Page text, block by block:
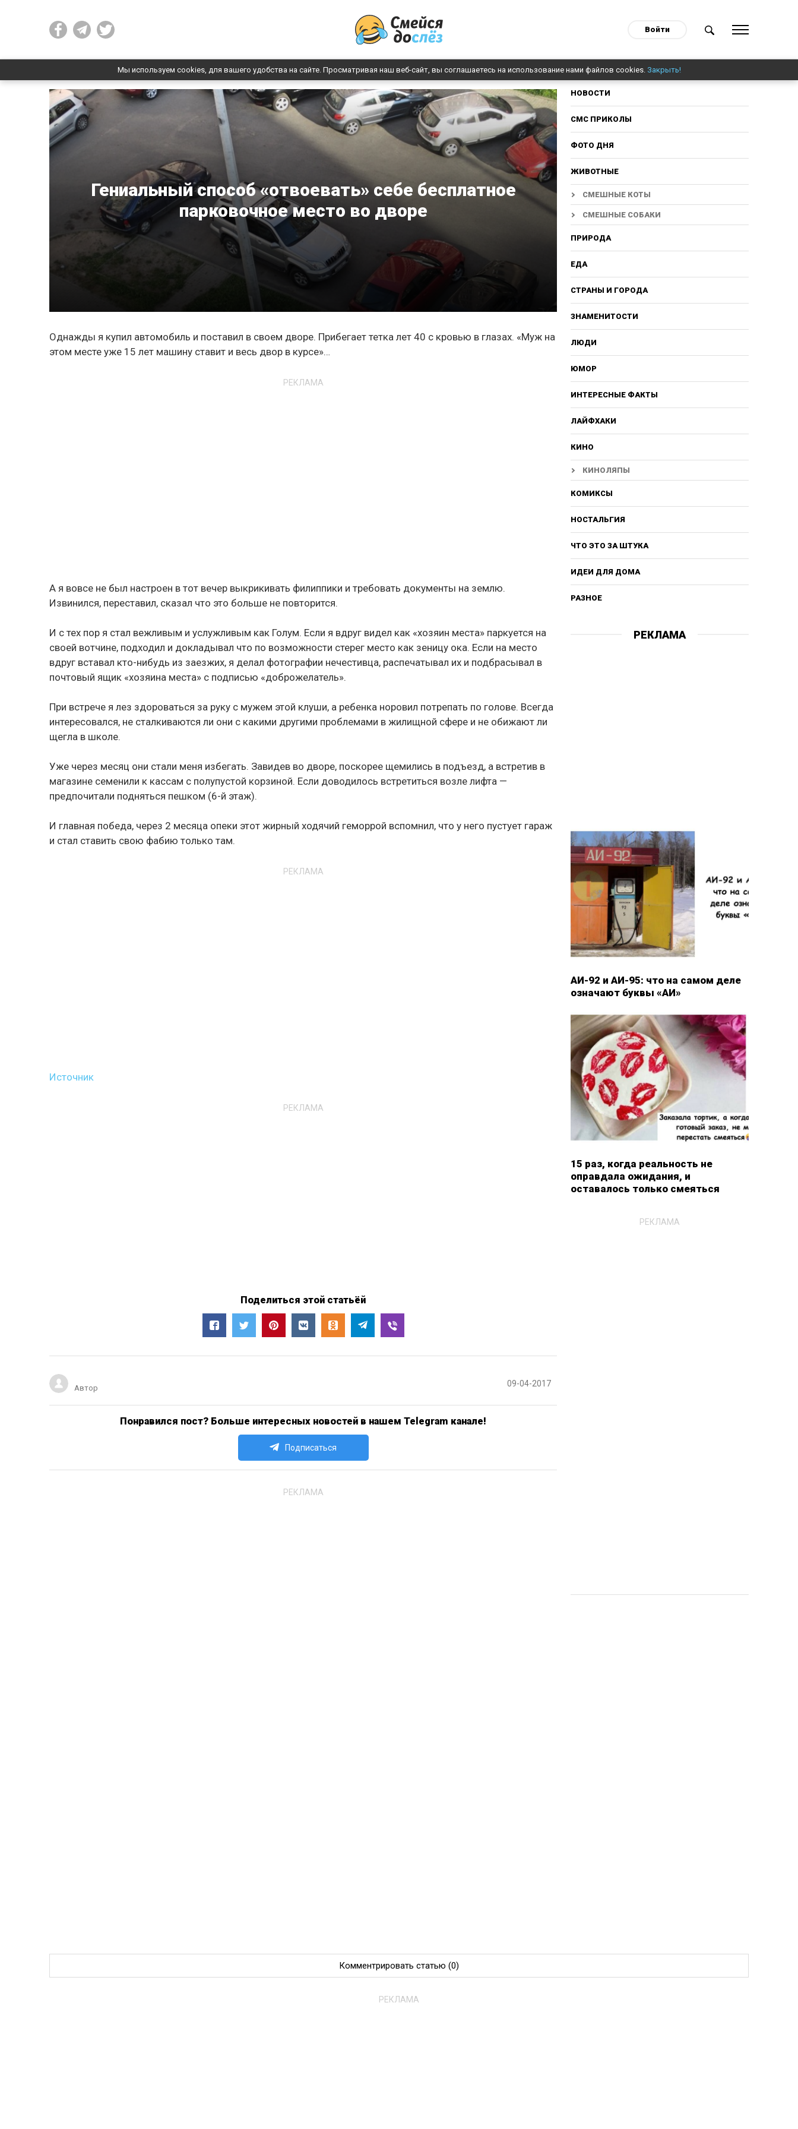
Войти
Мы используем cookies, для вашего удобства на сайте. Просматривая наш веб-сайт, вы соглашаетесь на использование нами файлов cookies. Закрыть!
Гениальный способ «отвоевать» себе бесплатное
парковочное место во дворе
Однажды я купил автомобиль и поставил в своем дворе. Прибегает тетка лет 40 с кровью в глазах. «Муж на
этом месте уже 15 лет машину ставит и весь двор в курсе»…
РЕКЛАМА
А я вовсе не был настроен в тот вечер выкрикивать филиппики и требовать документы на землю.
Извинился, переставил, сказал что это больше не повторится.
И с тех пор я стал вежливым и услужливым как Голум. Если я вдруг видел как «хозяин места» паркуется на
своей вотчине, подходил и докладывал что по возможности стерег место как зеницу ока. Если на место
вдруг вставал кто-нибудь из заезжих, я делал фотографии нечестивца, распечатывал их и подбрасывал в
почтовый ящик «хозяина места» с подписью «доброжелатель».
При встрече я лез здороваться за руку с мужем этой клуши, а ребенка норовил потрепать по голове. Всегда
интересовался, не сталкиваются ли они с какими другими проблемами в жилищной сфере и не обижают ли
щегла в школе.
Уже через месяц они стали меня избегать. Завидев во дворе, поскорее щемились в подъезд, а встретив в
магазине семенили к кассам с полупустой корзиной. Если доводилось встретиться возле лифта —
предпочитали подняться пешком (6-й этаж).
И главная победа, через 2 месяца опеки этот жирный ходячий геморрой вспомнил, что у него пустует гараж
и стал ставить свою фабию только там.
РЕКЛАМА
Источник
РЕКЛАМА
Поделиться этой статьёй
Автор 09-04-2017
Понравился пост? Больше интересных новостей в нашем Telegram канале!
Подписаться
РЕКЛАМА
НОВОСТИ
СМС ПРИКОЛЫ
ФОТО ДНЯ
ЖИВОТНЫЕ
СМЕШНЫЕ КОТЫ
СМЕШНЫЕ СОБАКИ
ПРИРОДА
ЕДА
СТРАНЫ И ГОРОДА
ЗНАМЕНИТОСТИ
ЛЮДИ
ЮМОР
ИНТЕРЕСНЫЕ ФАКТЫ
ЛАЙФХАКИ
КИНО
КИНОЛЯПЫ
КОМИКСЫ
НОСТАЛЬГИЯ
ЧТО ЭТО ЗА ШТУКА
ИДЕИ ДЛЯ ДОМА
РАЗНОЕ
РЕКЛАМА
АИ-92 и АИ-95: что на самом деле
означают буквы «АИ»
15 раз, когда реальность не
оправдала ожидания, и
оставалось только смеяться
РЕКЛАМА
Комментрировать статью (0)
РЕКЛАМА